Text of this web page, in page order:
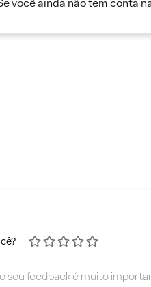
você ainda não tem conta